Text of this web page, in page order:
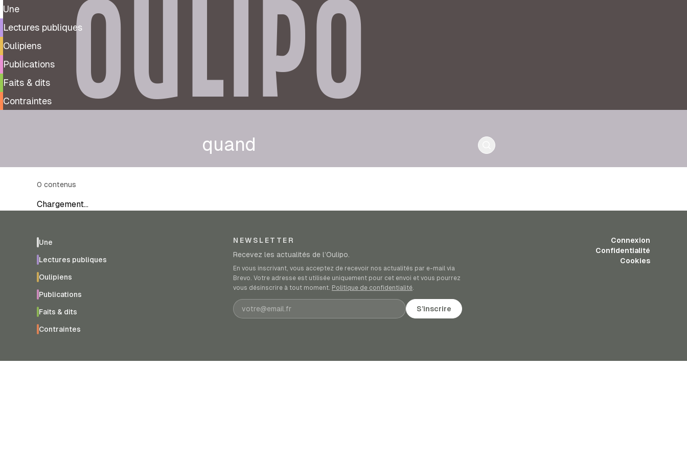
Une
Lectures publiques
Oulipiens
Publications
Faits & dits
Contraintes
OULIPO
quand
0 contenus
Chargement…
Une
Lectures publiques
Oulipiens
Publications
Faits & dits
Contraintes
NEWSLETTER
Recevez les actualités de l’Oulipo.
En vous inscrivant, vous acceptez de recevoir nos actualités par e-mail via
Brevo. Votre adresse est utilisée uniquement pour cet envoi et vous pourrez
vous désinscrire à tout moment. Politique de confidentialité.
Adresse e-mail S’inscrire
Connexion
Confidentialité
Cookies